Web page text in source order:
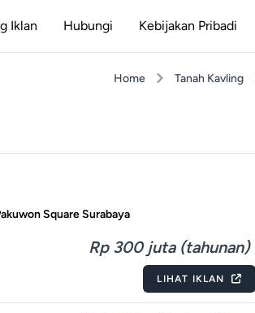
Iklan Hubungi Kebijakan Pribadi
Home Tanah Kavling
Square Surabaya
Rp 300 juta (tahunan)
LIHAT IKLAN